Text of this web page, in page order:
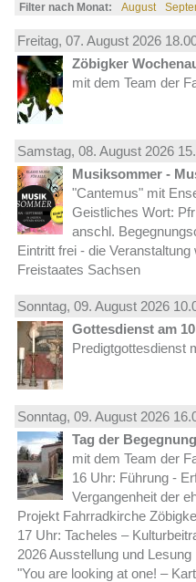
Filter nach Monat: August
Freitag, 07. August 2026
Zöbigker
mit dem Team der
Samstag, 08. August 2026
Musiksommer -
"Cantemus" mit
Geistliches Wort:
anschl.
Eintritt frei - die
Freistaates Sachsen
Sonntag, 09. August 2026
Gottesdienst am
Predigtgottesdienst
Sonntag, 09. August 2026
Tag der
mit dem Team der
16 Uhr: Führung -
Vergangenheit der
Projekt Fahrradkirche
17 Uhr: Tacheles –
2026 Ausstellung und Lesung
"You are looking at one! –